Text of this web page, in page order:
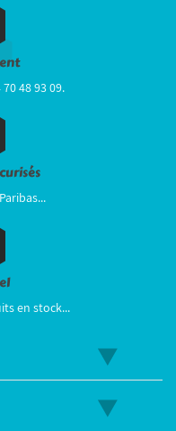
48 93 09.
en stock...